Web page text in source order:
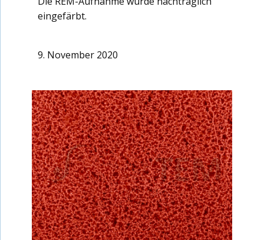
eingefärbt.
9. November 2020